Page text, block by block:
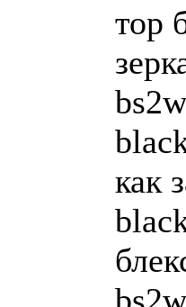
тор
как